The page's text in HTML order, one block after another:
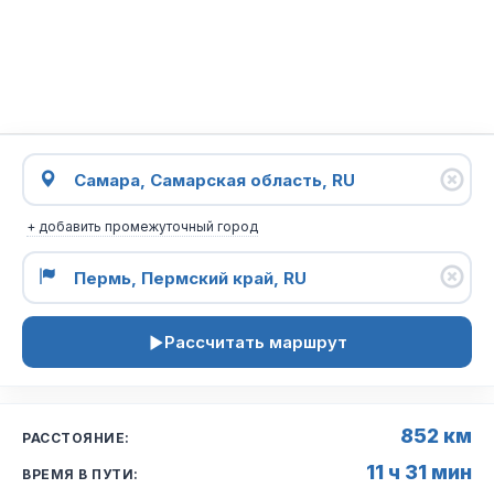
+ добавить промежуточный город
Рассчитать маршрут
РАССТОЯНИЕ: 852 км
ВРЕМЯ В ПУТИ: 11 ч 31 мин